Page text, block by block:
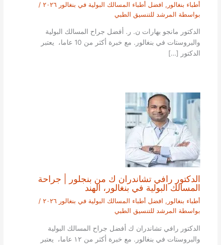
أطباء بنغالور , افضل أطباء المسالك البولية في بنغالور ٢٠٢٦
/
بواسطة المرشد للتنسيق الطبي
الدكتور مانجو بهارات ن. ر. أفضل جراح المسالك البولية
والبروستات في بنغالور. مع خبرة أكثر من 10 عاما، يعتبر
الدكتور […]
الدكتور رافي تشاندران ك من بنجلور | جراحة
المسالك البولية في بنغالور، الهند
أطباء بنغالور , افضل أطباء المسالك البولية في بنغالور ٢٠٢٦
/
بواسطة المرشد للتنسيق الطبي
الدكتور رافي تشاندران ك أفضل جراح المسالك البولية
والبروستات في بنغالور. مع خبرة أكثر من ١٢ عاما، يعتبر